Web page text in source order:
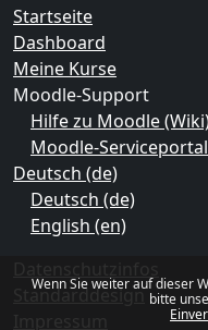
Wenn Sie weiter auf dieser
bitte
Startseite
Dashboard
Meine Kurse
Moodle-Support
Hilfe zu Moodle
Moodle-
Deutsch ‎(de)‎
Deutsch ‎(de)‎
English ‎(en)‎
Standarddesign